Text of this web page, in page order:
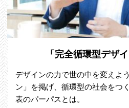
「完全循環型デザ
デザインの力で世の中を変えよ
ン」を掲げ、循環型の社会をつ
表のパーパスとは。